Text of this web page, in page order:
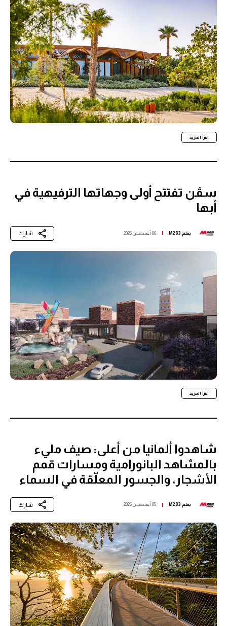
اقرأ المزيد
سڤن تفتتح أولى وجهاتها الترفيهية في
أبها
بقلم M283 06 أغسطس 2026 شارك
اقرأ المزيد
شاهدوا ألمانيا من أعلى: صيف مليء
بالمشاهد البانورامية ومسارات قمم
الأشجار، والجسور المعلّقة في السماء
بقلم M283 05 أغسطس 2026 شارك